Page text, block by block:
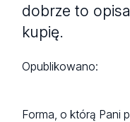
dobrze to
kupię.
Opublikowano:
Forma, o którą Pani